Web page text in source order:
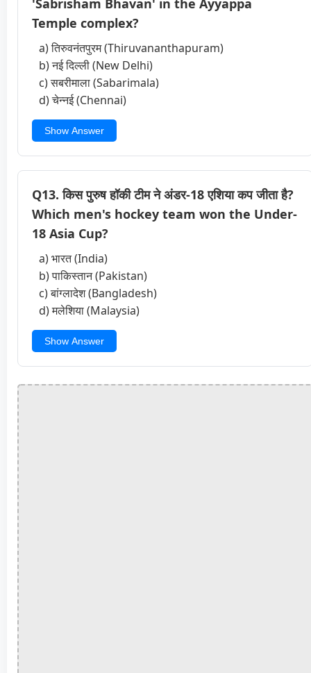
Temple complex?
a) तिरुवनंतपुरम (Thiruvananthapuram)
b) नई दिल्ली (New Delhi)
c) सबरीमाला (Sabarimala)
d) चेन्नई (Chennai)
Show Answer
Q13. किस पुरुष हॉकी टीम ने अंडर-18 एशिया कप जीता है?
Which men's hockey team won the Under-
18 Asia Cup?
a) भारत (India)
b) पाकिस्तान (Pakistan)
c) बांग्लादेश (Bangladesh)
d) मलेशिया (Malaysia)
Show Answer